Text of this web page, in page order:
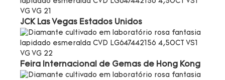
JCK Las Vegas Estados Unidos
Feira Internacional de Gemas de Hong Kong